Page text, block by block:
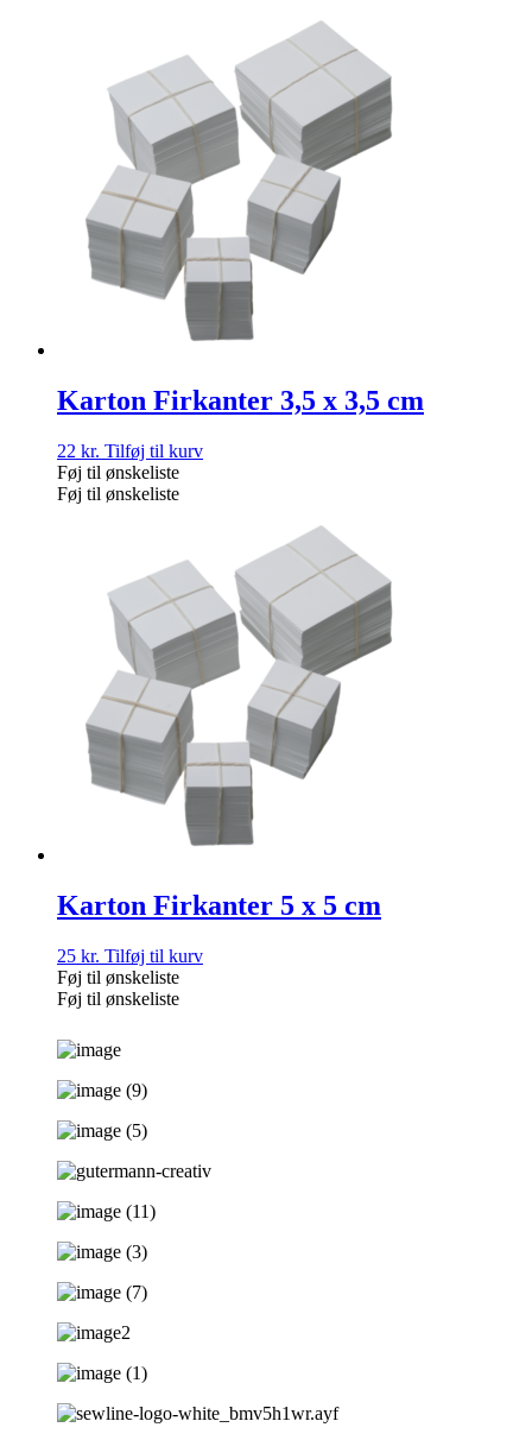
Karton Firkanter 3,5 x 3,5 cm
22 kr. Tilføj til kurv
Føj til ønskeliste
Føj til ønskeliste
Karton Firkanter 5 x 5 cm
25 kr. Tilføj til kurv
Føj til ønskeliste
Føj til ønskeliste